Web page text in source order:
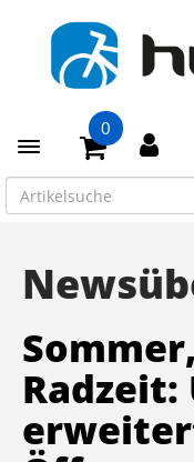
Toggle navigation
0
Radzeit: